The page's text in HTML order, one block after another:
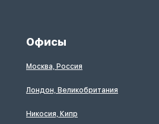
Офисы
Москва, Россия
Лондон, Великобритания
Никосия, Кипр